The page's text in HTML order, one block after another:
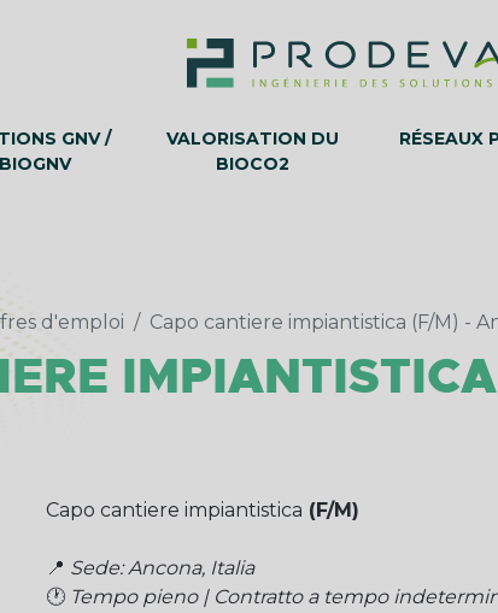
GNV /
BIOGNV
VALORISATION DU
BIOCO2
RÉSEAUX
d'emploi Capo cantiere impiantistica (F/M) -
Capo cantiere impiantistica (F/M)
📍 Sede: Ancona, Italia
🕐 Tempo pieno | Contratto a tempo